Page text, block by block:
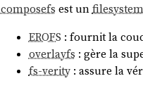
composefs est unfilesystem
EROFS : fournit la
overlayfs : gère la
fs-verity: assure la